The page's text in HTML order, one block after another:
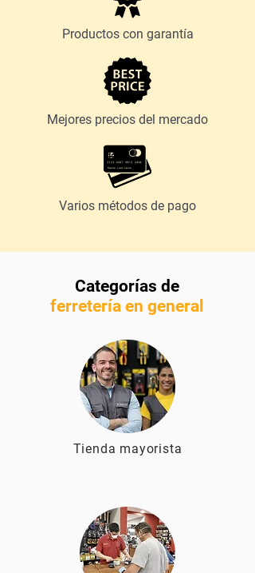
Productos con garantía
Mejores precios del mercado
Varios métodos de pago
Categorías de
ferretería en general
Tienda mayorista